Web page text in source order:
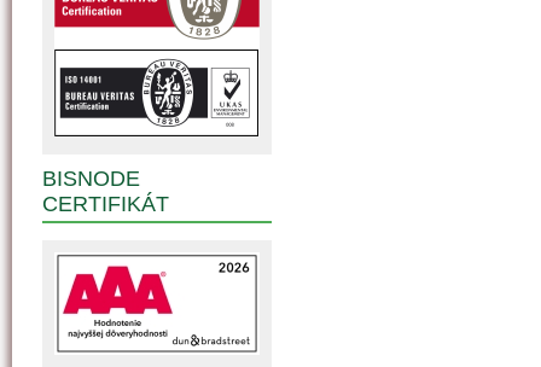
BISNODE
CERTIFIKÁT